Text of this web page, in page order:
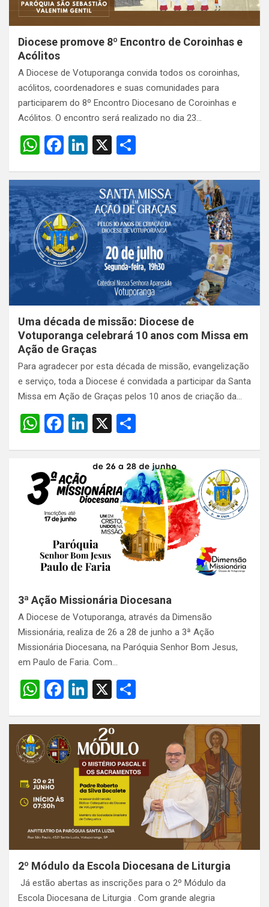
Diocese promove 8º Encontro de Coroinhas e
Acólitos
A Diocese de Votuporanga convida todos os coroinhas,
acólitos, coordenadores e suas comunidades para
participarem do 8º Encontro Diocesano de Coroinhas e
Acólitos. O encontro será realizado no dia 23…
W
at
s
A
p
p
F
ce
b
o
o
k
Li
ke
dI
n
X
ar
e
Uma década de missão: Diocese de
Votuporanga celebrará 10 anos com Missa em
Ação de Graças
Para agradecer por esta década de missão, evangelização
e serviço, toda a Diocese é convidada a participar da Santa
Missa em Ação de Graças pelos 10 anos de criação da…
W
s
A
p
F
b
o
o
k
Li
ke
dI
n
X
ar
e
3ª Ação Missionária Diocesana
A Diocese de Votuporanga, através da Dimensão
Missionária, realiza de 26 a 28 de junho a 3ª Ação
Missionária Diocesana, na Paróquia Senhor Bom Jesus,
em Paulo de Faria. Com…
W
at
s
A
p
p
F
ce
b
o
k
Li
ke
dI
n
X
ar
e
2º Módulo da Escola Diocesana de Liturgia
Já estão abertas as inscrições para o 2º Módulo da
Escola Diocesana de Liturgia . Com grande alegria